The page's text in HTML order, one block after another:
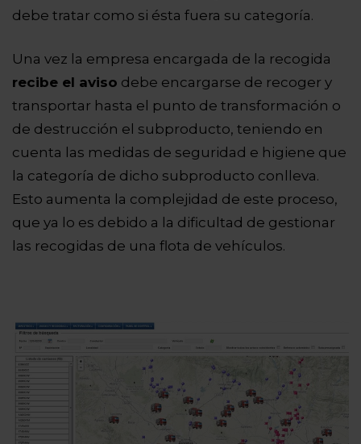
debe tratar como si ésta fuera su categoría.
Una vez la empresa encargada de la recogida
recibe el aviso debe encargarse de recoger y
transportar hasta el punto de transformación o
de destrucción el subproducto, teniendo en
cuenta las medidas de seguridad e higiene que
la categoría de dicho subproducto conlleva.
Esto aumenta la complejidad de este proceso,
que ya lo es debido a la dificultad de gestionar
las recogidas de una flota de vehículos.